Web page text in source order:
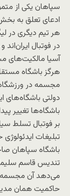
سپاهان یکی از
ادعای تعلق به
هر تیم دیگری در
در فوتبال
آسیا مالکیت‌های
هرگز باشگاه
مجسمه در
دولتی باشگاه‌های
باشگاه‌ها تغییر
بر فوتبال تسلط
تبلیغات
باشگاه سپاهان
تندیس قاسم
می‌دهد آن مجسمه
حاکمیت همان